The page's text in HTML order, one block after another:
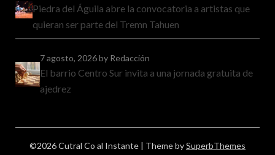
Piedra del Águila abre la convocatoria a artistas que
quieran ser parte del Tremn Tahuen
7 agosto, 2026by Redacción
El barrio Centro Sur invita a una jornada gratuita de
ajedrez
©2026 Cutral Co al Instante | Theme bySuperbThemes